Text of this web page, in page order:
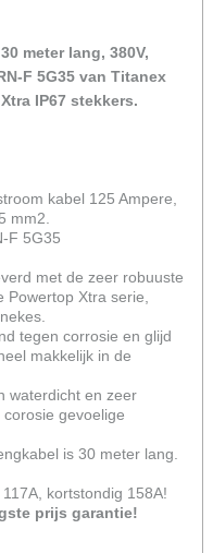
meter lang, 380V,
F 5G35 van Titanex
IP67 stekkers.
kabel 125 Ampere,
mm2.
F 5G35
met de zeer robuuste
Xtra serie,
tegen corrosie en glijd
makkelijk in de
waterdicht en zeer
gevoelige
is 30 meter lang.
kortstondig 158A!
prijs garantie!